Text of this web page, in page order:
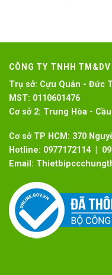
CÔNG TY TNHH
Trụ sở: Cựu Quán - Đức
MST: 0110601476
Cơ sở 2: Trung Hòa -
Cơ sở TP HCM: 370
Hotline: 0977172114 |
Email: